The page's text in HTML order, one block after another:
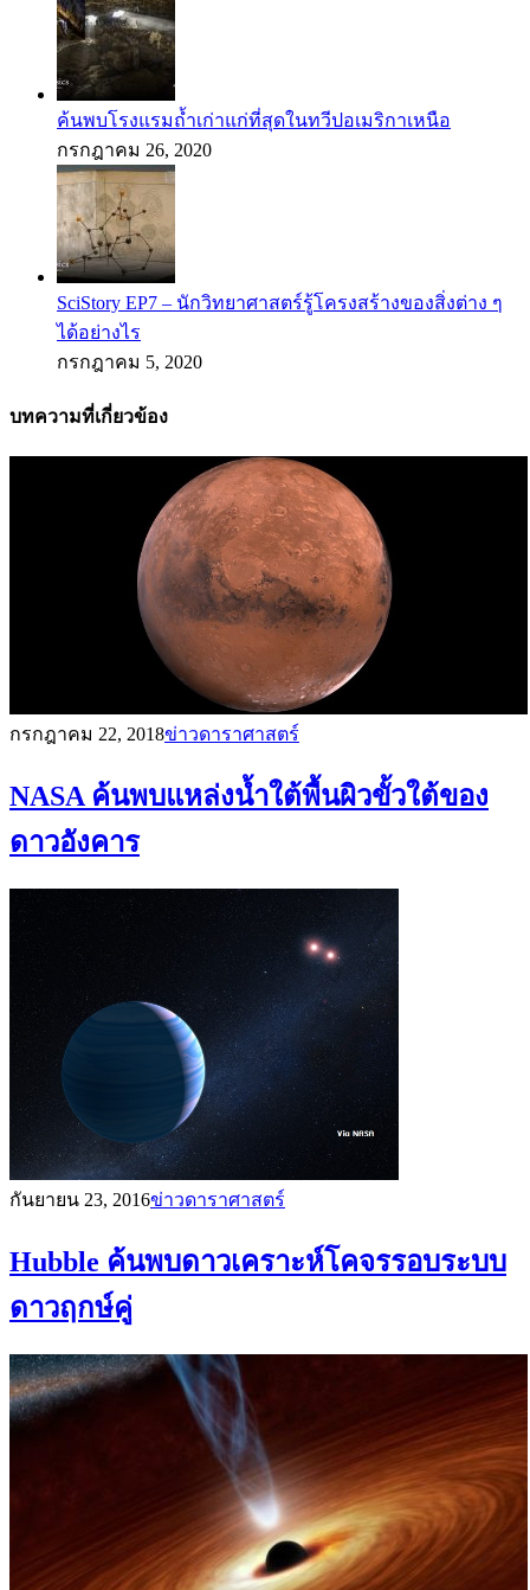
ค้นพบโรงแรมถ้ำเก่าแก่ที่สุดในทวีปอเมริกาเหนือ
กรกฎาคม 26, 2020
SciStory EP7 – นักวิทยาศาสตร์รู้โครงสร้างของสิ่งต่าง ๆ
ได้อย่างไร
กรกฎาคม 5, 2020
บทความที่เกี่ยวข้อง
กรกฎาคม 22, 2018ข่าวดาราศาสตร์
NASA ค้นพบแหล่งน้ำใต้พื้นผิวขั้วใต้ของ
ดาวอังคาร
กันยายน 23, 2016ข่าวดาราศาสตร์
Hubble ค้นพบดาวเคราะห์โคจรรอบระบบ
ดาวฤกษ์คู่